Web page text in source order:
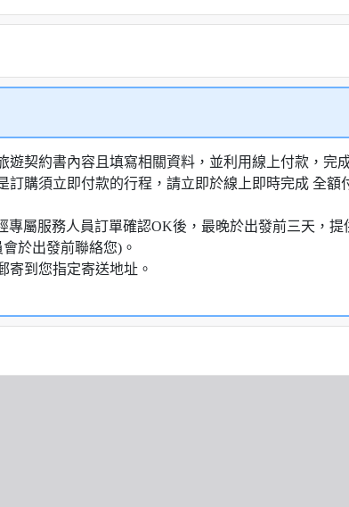
契約書內容且填寫相關資料，並利用線上付款，完
訂購須立即付款的行程，請立即於線上即時完成 全
專屬服務人員訂單確認OK後，最晚於出發前三天，
於出發前聯絡您)。
寄到您指定寄送地址。